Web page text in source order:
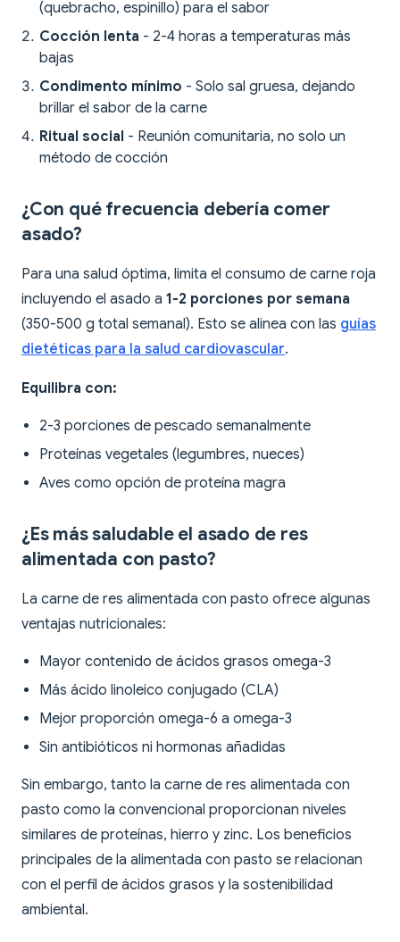
(quebracho, espinillo) para el sabor
Cocción lenta - 2-4 horas a temperaturas más
bajas
Condimento mínimo - Solo sal gruesa, dejando
brillar el sabor de la carne
Ritual social - Reunión comunitaria, no solo un
método de cocción
¿Con qué frecuencia debería comer
asado?
Para una salud óptima, limita el consumo de carne roja
incluyendo el asado a 1-2 porciones por semana
(350-500 g total semanal). Esto se alinea con las guías
dietéticas para la salud cardiovascular.
Equilibra con:
2-3 porciones de pescado semanalmente
Proteínas vegetales (legumbres, nueces)
Aves como opción de proteína magra
¿Es más saludable el asado de res
alimentada con pasto?
La carne de res alimentada con pasto ofrece algunas
ventajas nutricionales:
Mayor contenido de ácidos grasos omega-3
Más ácido linoleico conjugado (CLA)
Mejor proporción omega-6 a omega-3
Sin antibióticos ni hormonas añadidas
Sin embargo, tanto la carne de res alimentada con
pasto como la convencional proporcionan niveles
similares de proteínas, hierro y zinc. Los beneficios
principales de la alimentada con pasto se relacionan
con el perfil de ácidos grasos y la sostenibilidad
ambiental.